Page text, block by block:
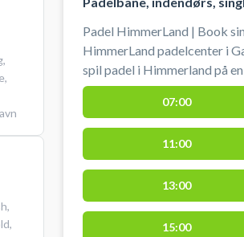
,
,
,
,
Padel HimmerLand | Book
HimmerLand padelcenter i
spil padel i Himmerland på
lån af bat og køb af bolde i
#book-padel-farsoe #spil-
07:00
11:00
13:00
15:00